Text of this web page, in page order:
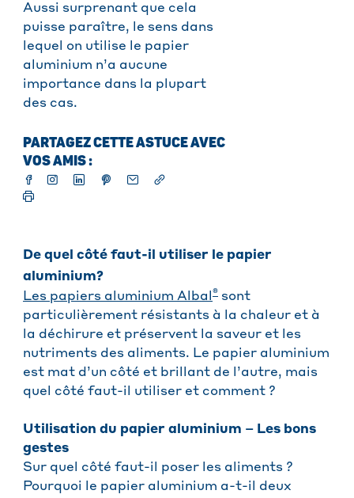
Aussi surprenant que cela
puisse paraître, le sens dans
lequel on utilise le papier
aluminium n’a aucune
importance dans la plupart
des cas.
PARTAGEZ CETTE ASTUCE AVEC
VOS AMIS :
De quel côté faut-il utiliser le papier
aluminium?
Les papiers aluminium Albal® sont
particulièrement résistants à la chaleur et à
la déchirure et préservent la saveur et les
nutriments des aliments. Le papier aluminium
est mat d’un côté et brillant de l’autre, mais
quel côté faut-il utiliser et comment ?
Utilisation du papier aluminium – Les bons
gestes
Sur quel côté faut-il poser les aliments ?
Pourquoi le papier aluminium a-t-il deux